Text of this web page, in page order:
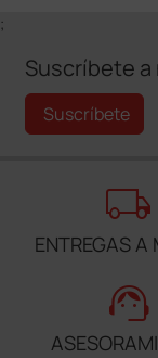
;
Suscríbete
Suscríbete
local_shipping
ENTREGAS A
support_agent